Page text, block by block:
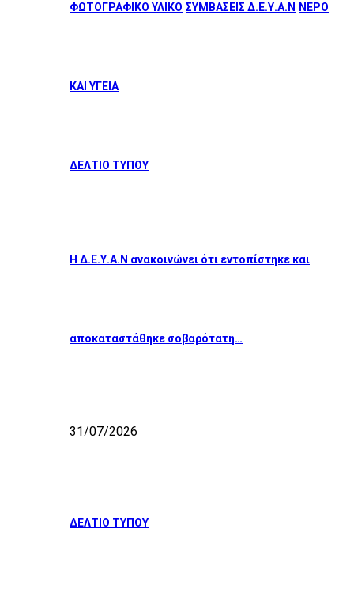
ΦΩΤΟΓΡΑΦΙΚΟ ΥΛΙΚΟ ΣΥΜΒΑΣΕΙΣ Δ.Ε.Υ.Α.Ν ΝΕΡΟ
ΚΑΙ ΥΓΕΙΑ
ΔΕΛΤΙΟ ΤΥΠΟΥ
Η Δ.Ε.Υ.Α.Ν ανακοινώνει ότι εντοπίστηκε και
αποκαταστάθηκε σοβαρότατη…
31/07/2026
ΔΕΛΤΙΟ ΤΥΠΟΥ